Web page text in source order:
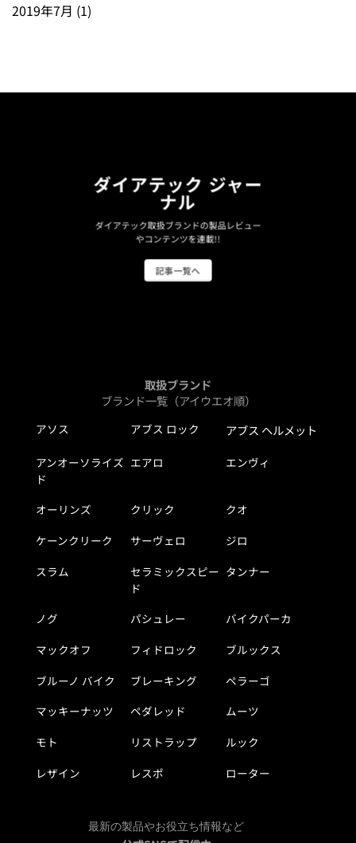
2019年7月 (1)
ダイアテック ジャー
ナル
ダイアテック取扱ブランドの製品レビュー
やコンテンツを連載!!
記事一覧へ
取扱ブランド
ブランド一覧（アイウエオ順）
アソス アブス ロック アブス ヘルメット
アンオーソライズ
ド
エアロ エンヴィ
オーリンズ クリック
クオ
ケーンクリーク
サーヴェロ
ジロ
スラム
セラミックスピー
ド
タンナー
ノグ パシュレー
バイクパーカ
マックオフ
フィドロック
ブルックス
ブルーノ バイク
ブレーキング
ペラーゴ
マッキーナッツ
ペダレッド
ムーツ
モト
リストラップ
ルック
レザイン
レスポ ローター
最新の製品やお役立ち情報など